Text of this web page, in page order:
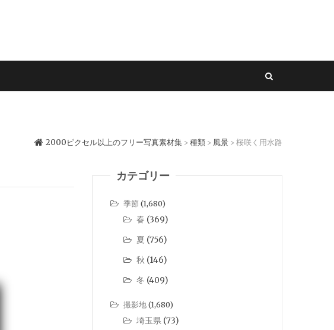
2000ピクセル以上のフリー写真素材集 > 種類 > 風景 > 桜咲く用水路
カテゴリー
季節 (1,680)
春 (369)
夏 (756)
秋 (146)
冬 (409)
撮影地(1,680)
埼玉県 (73)